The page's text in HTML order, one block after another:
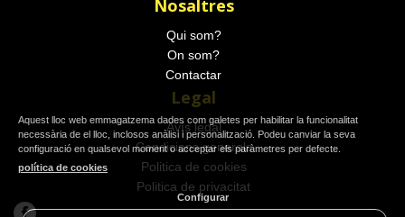
Nosaltres
Qui som?
On som?
Contactar
Legal
Avís legal
Condicions generals
Politica de cookies
Politica de privacitat
Aquest lloc web emmagatzema dades com galetes per habilitar la funcionalitat
necessària de el lloc, inclosos anàlisi i personalització. Podeu canviar la seva
configuració en qualsevol moment o acceptar els paràmetres per defecte.
política de cookies
Configurar